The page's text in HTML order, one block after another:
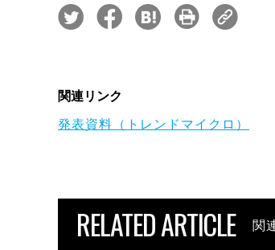
関連リンク
発表資料（トレンドマイクロ）
RELATED ARTICLE 関